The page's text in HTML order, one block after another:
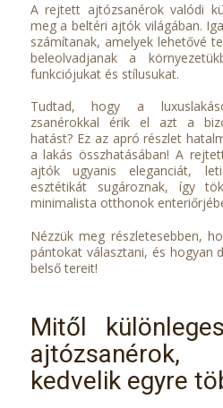
A rejtett ajtózsanérok valódi
meg a beltéri ajtók világában.
számítanak, amelyek lehetővé
beleolvadjanak a
funkciójukat és stílusukat.
Tudtad, hogy a
zsanérokkal érik el azt a
hatást? Ez az apró részlet
a lakás összhatásában! A
ajtók ugyanis eleganciát,
esztétikát sugároznak, így
minimalista otthonok
Nézzük meg részletesebben,
pántokat választani, és hogyan
belső tereit!
Mitől
kedvelik egyre